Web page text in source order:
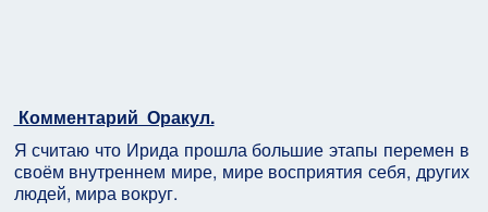
Комментарий Оракул.
Я считаю что Ирида прошла большие этапы перемен в
своём внутреннем мире, мире восприятия себя, других
людей, мира вокруг.